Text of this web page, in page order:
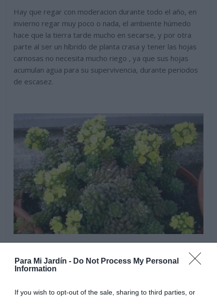
Para Mi Jardín - Do Not Process My Personal
Information
If you wish to opt-out of the sale, sharing to third parties, or
Hay que regar con moderacion durante todo el año, en
invierno regar muy poco o nada, el ambiente húmedo
hace que la tierra tarde mucho en secarse, y por otra
parte al ser un híbrido de planta crasa y tener las hojas
carnosas no necesita mucho riego , ya que sus hojas
acumulan agua para su supervivencia, durante periodos
de escasez.